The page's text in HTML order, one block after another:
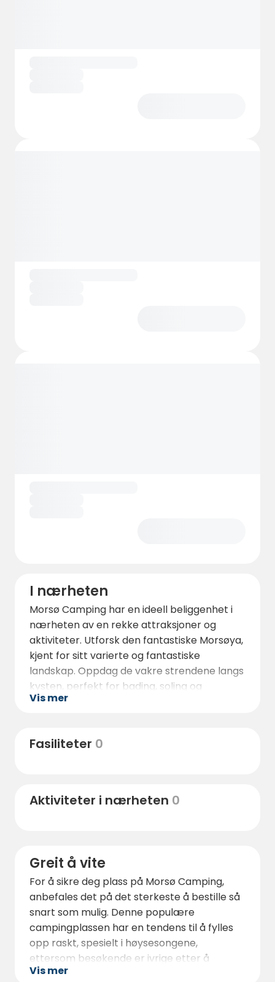
I nærheten
Morsø Camping har en ideell beliggenhet i
nærheten av en rekke attraksjoner og
aktiviteter. Utforsk den fantastiske Morsøya,
kjent for sitt varierte og fantastiske
landskap. Oppdag de vakre strendene langs
kysten, perfekt for bading, soling og
strandturer. Besøk Jesperhus blomsterpark
glipp av sjansen til å utforske den berømte
det omkringliggende landskapet.
Vis mer
Fasiliteter 0
Aktiviteter i nærheten 0
Greit å vite
For å sikre deg plass på Morsø Camping,
anbefales det på det sterkeste å bestille så
snart som mulig. Denne populære
campingplassen har en tendens til å fylles
opp raskt, spesielt i høysesongene,
ettersom besøkende er ivrige etter å
oppleve roen og den naturlige skjønnheten i
Vis mer